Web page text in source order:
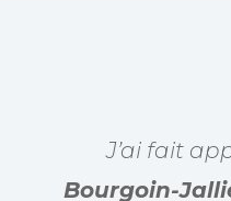
J’ai fait
Bourgoin-